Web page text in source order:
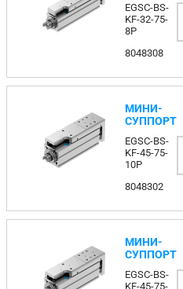
EGSC-BS-
KF-32-75-
8P
8048308
МИНИ-
СУППОРТ
EGSC-BS-
KF-45-75-
10P
8048302
МИНИ-
СУППОРТ
EGSC-BS-
KF-45-75-